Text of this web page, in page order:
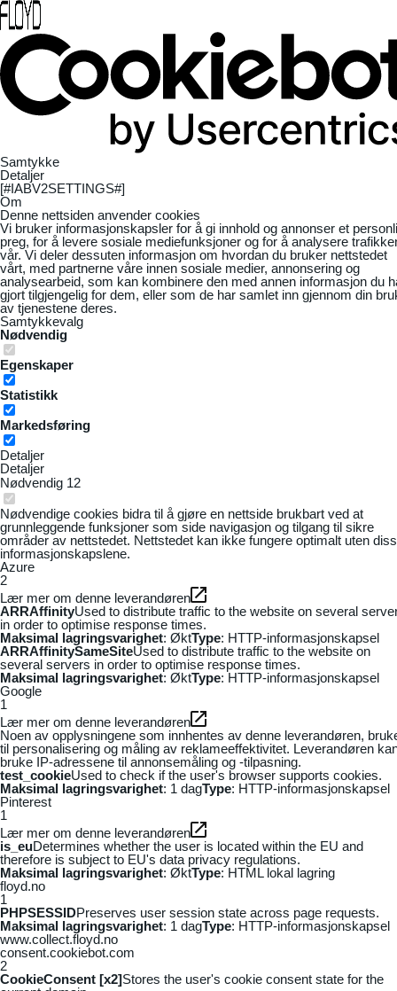
Samtykke
Detaljer
[#IABV2SETTINGS#]
Om
Denne nettsiden anvender cookies
Vi bruker informasjonskapsler for å gi innhold og annonser et
preg, for å levere sosiale mediefunksjoner og for å analysere
vår. Vi deler dessuten informasjon om hvordan du bruker nettstedet
vårt, med partnerne våre innen sosiale medier, annonsering og
analysearbeid, som kan kombinere den med annen informasjon du
gjort tilgjengelig for dem, eller som de har samlet inn gjennom din
av tjenestene deres.
Samtykkevalg
Nødvendig
Egenskaper
Statistikk
Markedsføring
Detaljer
Detaljer
Nødvendig 12
Nødvendige cookies bidra til å gjøre en nettside brukbart ved at
grunnleggende funksjoner som side navigasjon og tilgang til sikre
områder av nettstedet. Nettstedet kan ikke fungere optimalt uten
informasjonskapslene.
Azure
2
Lær mer om denne leverandøren
ARRAffinityUsed to distribute traffic to the website on several
in order to optimise response times.
Maksimal lagringsvarighet: ØktType: HTTP-informasjonskapsel
ARRAffinitySameSiteUsed to distribute traffic to the website on
several servers in order to optimise response times.
Maksimal lagringsvarighet: ØktType: HTTP-informasjonskapsel
Google
1
Lær mer om denne leverandøren
Noen av opplysningene som innhentes av denne leverandøren,
til personalisering og måling av reklameeffektivitet. Leverandøren
bruke IP-adressene til annonsemåling og -tilpasning.
test_cookieUsed to check if the user's browser supports cookies.
Maksimal lagringsvarighet: 1 dagType: HTTP-informasjonskapsel
Pinterest
1
Lær mer om denne leverandøren
is_euDetermines whether the user is located within the EU and
therefore is subject to EU's data privacy regulations.
Maksimal lagringsvarighet: ØktType: HTML lokal lagring
floyd.no
1
PHPSESSIDPreserves user session state across page requests.
Maksimal lagringsvarighet: 1 dagType: HTTP-informasjonskapsel
www.collect.floyd.no
consent.cookiebot.com
2
CookieConsent [x2]Stores the user's cookie consent state for the